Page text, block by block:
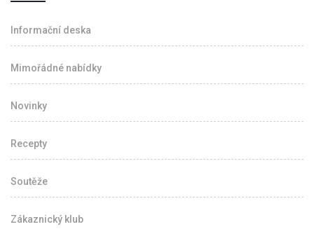
Informační deska
Mimořádné nabídky
Novinky
Recepty
Soutěže
Zákaznický klub